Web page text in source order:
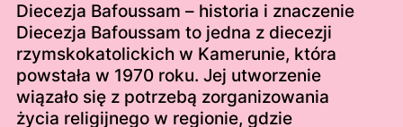
Diecezja Bafoussam – historia i znaczenie
Diecezja Bafoussam to jedna z diecezji
rzymskokatolickich w Kamerunie, która
powstała w 1970 roku. Jej utworzenie
wiązało się z potrzebą zorganizowania
życia religijnego w regionie, gdzie